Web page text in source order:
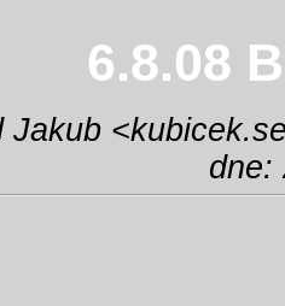
6.8.08
Jakub <
dne: